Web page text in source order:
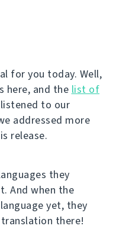
for you today. Well,
here, and the list of
to our
addressed more
release.
they
And when the
yet, they
there!